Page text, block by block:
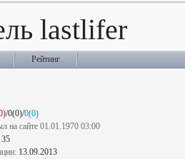
lastlifer
Рейтинг
/0(0)/0(0)
на сайте 01.01.1970 03:00
35
13.09.2013